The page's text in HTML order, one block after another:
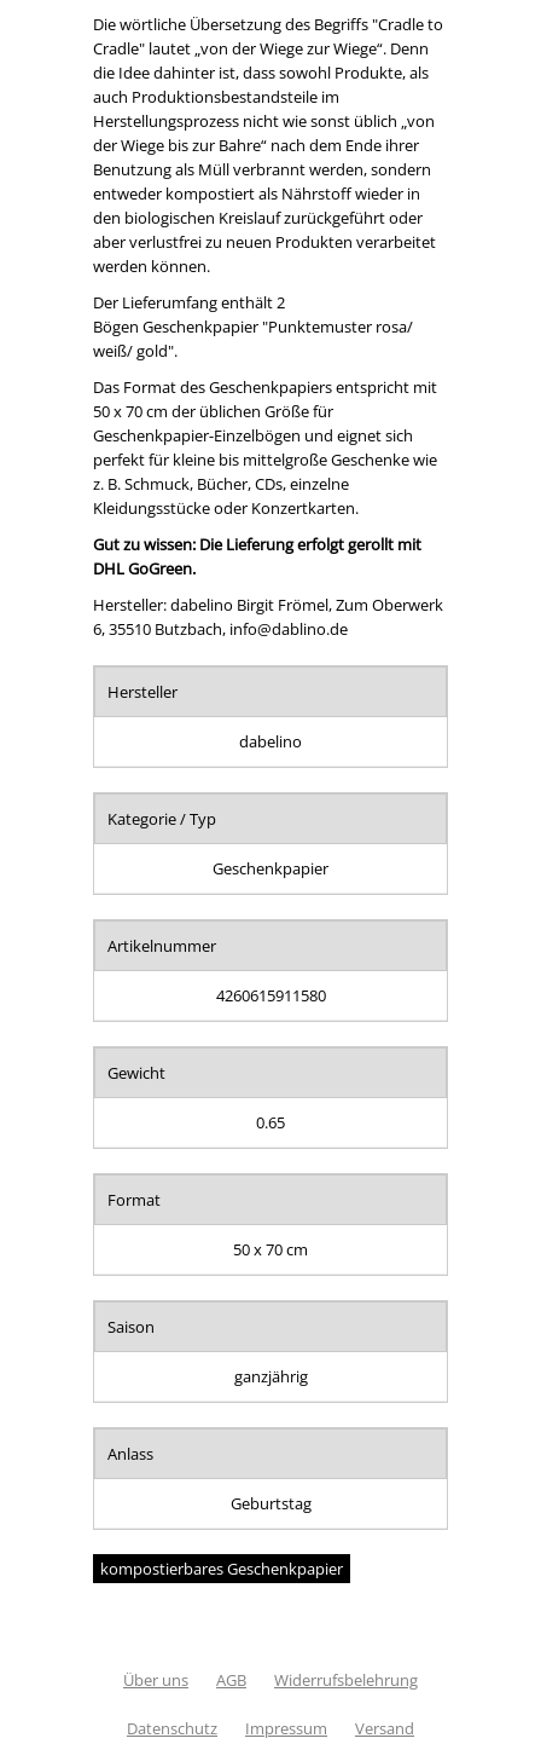
Die wörtliche Übersetzung des Begriffs "Cradle to
Cradle" lautet „von der Wiege zur Wiege“. Denn
die Idee dahinter ist, dass sowohl Produkte, als
auch Produktionsbestandsteile im
Herstellungsprozess nicht wie sonst üblich „von
der Wiege bis zur Bahre“ nach dem Ende ihrer
Benutzung als Müll verbrannt werden, sondern
entweder kompostiert als Nährstoff wieder in
den biologischen Kreislauf zurückgeführt oder
aber verlustfrei zu neuen Produkten verarbeitet
werden können.
Der Lieferumfang enthält 2
Bögen Geschenkpapier "Punktemuster rosa/
weiß/ gold".
Das Format des Geschenkpapiers entspricht mit
50 x 70 cm der üblichen Größe für
Geschenkpapier-Einzelbögen und eignet sich
perfekt für kleine bis mittelgroße Geschenke wie
z. B. Schmuck, Bücher, CDs, einzelne
Kleidungsstücke oder Konzertkarten.
Gut zu wissen: Die Lieferung erfolgt gerollt mit
DHL GoGreen.
Hersteller: dabelino Birgit Frömel, Zum Oberwerk
6, 35510 Butzbach, info@dablino.de
Hersteller
dabelino
Kategorie / Typ
Geschenkpapier
Artikelnummer
4260615911580
Gewicht
0.65
Format
50 x 70 cm
Saison
ganzjährig
Anlass
Geburtstag
kompostierbares Geschenkpapier
Über uns AGB Widerrufsbelehrung
Datenschutz Impressum Versand